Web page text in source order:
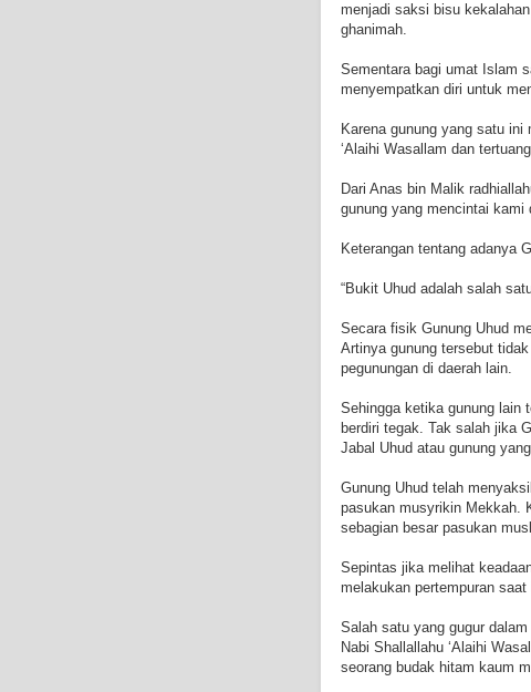
menjadi saksi bisu
ghanimah.
Sementara bagi umat Islam
menyempatkan diri untuk
Karena gunung yang satu
‘Alaihi Wasallam dan
Dari Anas bin Malik
gunung yang mencintai kami
Keterangan tentang adanya
“Bukit Uhud adalah salah
Secara fisik Gunung Uhud
Artinya gunung tersebut
pegunungan di daerah lain.
Sehingga ketika gunung lain
berdiri tegak. Tak salah jika
Jabal Uhud atau gunung
Gunung Uhud telah
pasukan musyrikin Mekkah.
sebagian besar pasukan
Sepintas jika melihat
melakukan pertempuran saat
Salah satu yang gugur
Nabi Shallallahu ‘Alaihi
seorang budak hitam kaum